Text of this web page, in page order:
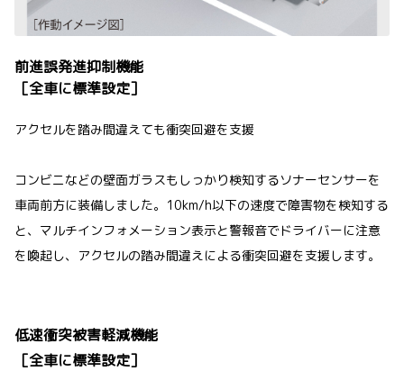
前進誤発進抑制機能
［全車に標準設定］
アクセルを踏み間違えても衝突回避を支援
コンビニなどの壁面ガラスもしっかり検知するソナーセンサーを
車両前方に装備しました。10km/h以下の速度で障害物を検知する
と、マルチインフォメーション表示と警報音でドライバーに注意
を喚起し、アクセルの踏み間違えによる衝突回避を支援します。
低速衝突被害軽減機能
［全車に標準設定］